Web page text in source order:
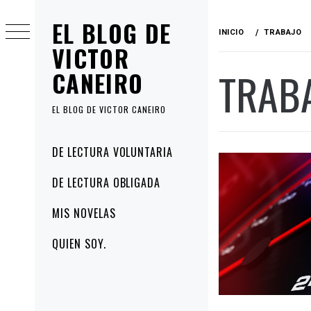
EL BLOG DE
VICTOR
CANEIRO
EL BLOG DE VICTOR CANEIRO
principal
DE LECTURA VOLUNTARIA
DE LECTURA OBLIGADA
MIS NOVELAS
QUIEN SOY.
al
contenido
INICIO TRABAJO